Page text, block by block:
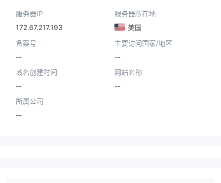
服务器IP
172.67.217.193
服务器所在地
美国
备案号
--
主要访问国家/地区
--
域名创建时间
--
网站名称
--
所属公司
--